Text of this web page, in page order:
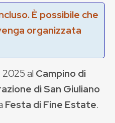
È possibile che
organizzata
2025 al Campino di
di San Giuliano
Festa di Fine Estate.